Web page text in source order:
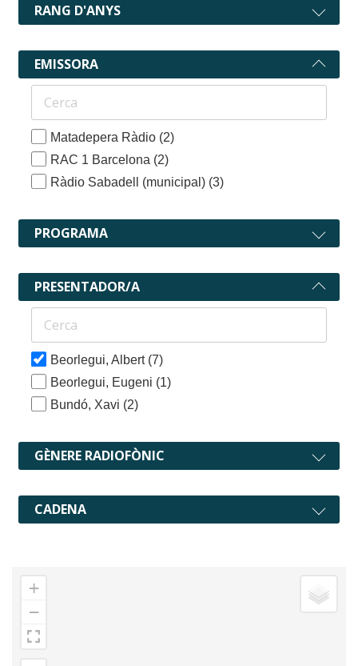
RANG D'ANYS
EMISSORA
Matadepera Ràdio (2)
RAC 1 Barcelona (2)
Ràdio Sabadell (municipal) (3)
PROGRAMA
PRESENTADOR/A
Beorlegui, Albert (7)
Beorlegui, Eugeni (1)
Bundó, Xavi (2)
GÈNERE RADIOFÒNIC
CADENA
+
−